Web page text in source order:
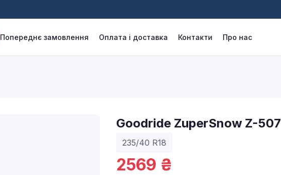
Попереднє замовлення Оплата і доставка Контакти Про нас
Goodride ZuperSnow Z-507
235/40 R18
2569 ₴